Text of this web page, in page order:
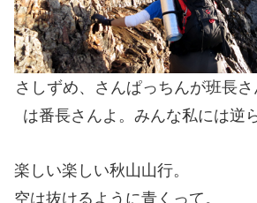
さしずめ、さんぱっちんが班長
は番長さんよ。みんな私には逆
楽しい楽しい秋山山行。
空は抜けるように青くって。